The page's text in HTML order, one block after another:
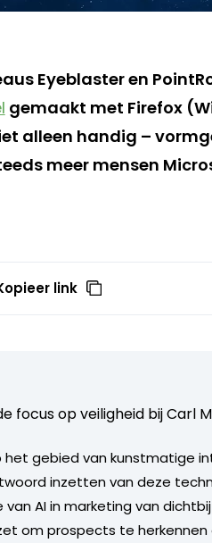
Eyeblaster en
gemaakt met Firefox
alleen handig –
meer mensen
link
focus op veiligheid bij Carl
het gebied van kunstmatige
inzetten van deze
AI in marketing van
om prospects te